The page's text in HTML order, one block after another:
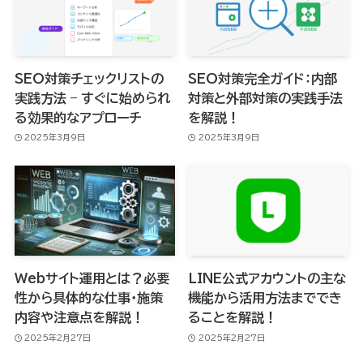
SEO対策チェックリストの
実践方法 – すぐに始められ
る効果的なアプローチ
2025年3月9日
SEO対策完全ガイド：内部
対策と外部対策の実践手法
を解説！
2025年3月9日
Webサイト運用とは？必要
性から具体的な仕事・施策
内容や注意点を解説！
2025年2月27日
LINE公式アカウントの主な
機能から活用方法まででき
ることを解説！
2025年2月27日